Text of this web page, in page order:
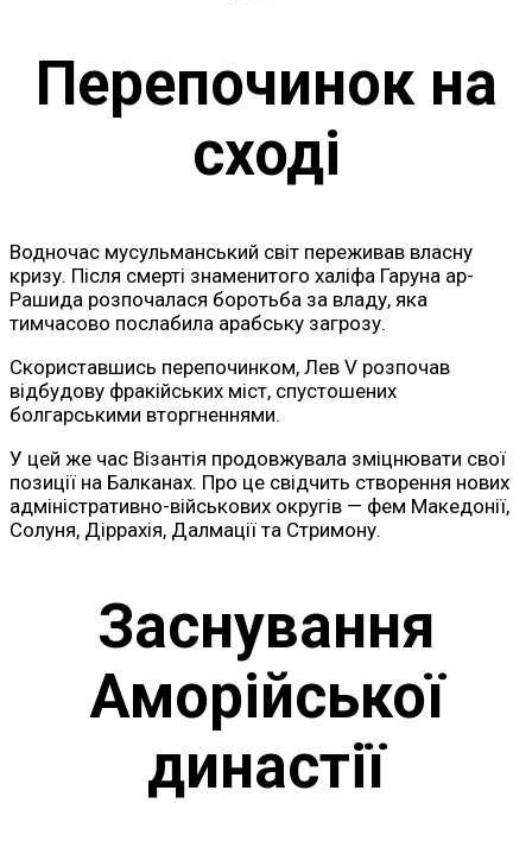
Перепочинок на
сході
Водночас мусульманський світ переживав власну
кризу. Після смерті знаменитого халіфа Гаруна ар-
Рашида розпочалася боротьба за владу, яка
тимчасово послабила арабську загрозу.
Скориставшись перепочинком, Лев V розпочав
відбудову фракійських міст, спустошених
болгарськими вторгненнями.
У цей же час Візантія продовжувала зміцнювати свої
позиції на Балканах. Про це свідчить створення нових
адміністративно-військових округів — фем Македонії,
Солуня, Діррахія, Далмації та Стримону.
Заснування
Аморійської
династії